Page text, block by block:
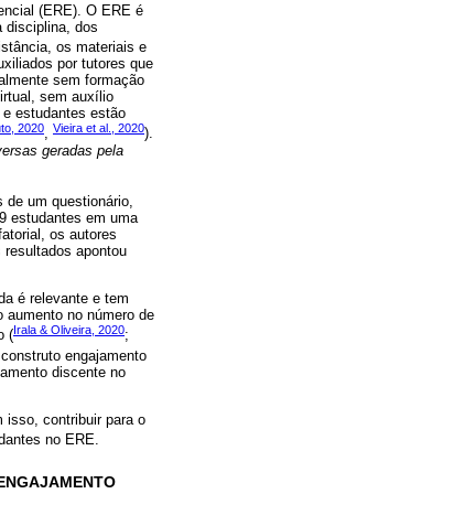
(ERE). O ERE é
disciplina, dos
os materiais e
por tutores que
sem formação
sem auxílio
estudantes estão
2020, Vieira et al., 2020).
geradas pela
de um questionário,
estudantes em uma
os autores
apontou
é relevante e tem
no número de
( Irala & Oliveira, 2020;
engajamento
discente no
isso, contribuir para o
no ERE.